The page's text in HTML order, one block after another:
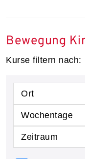
Bewegung
Kurse filtern nach:
Ort
Wochentage
Zeitraum